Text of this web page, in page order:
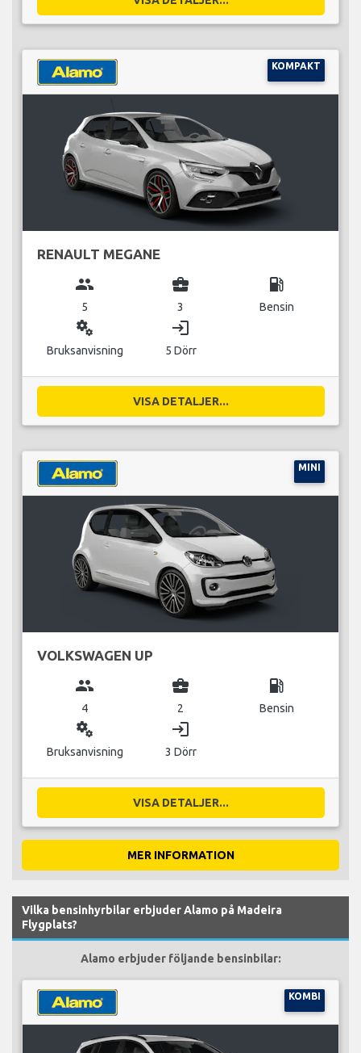
KOMPAKT
RENAULT MEGANE
group
5
business_center
3
local_gas_station
Bensin
miscellaneous_services
Bruksanvisning
login
5 Dörr
VISA DETALJER...
MINI
VOLKSWAGEN UP
group
4
business_center
2
local_gas_station
Bensin
miscellaneous_services
Bruksanvisning
login
3 Dörr
VISA DETALJER...
MER INFORMATION
Vilka bensinhyrbilar erbjuder Alamo på Madeira
Flygplats?
Alamo erbjuder följande bensinbilar:
KOMBI